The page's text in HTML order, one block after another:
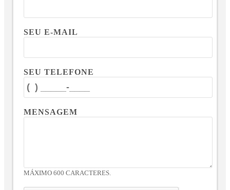
SEU E-MAIL
SEU TELEFONE
MENSAGEM
MÁXIMO 600 CARACTERES.